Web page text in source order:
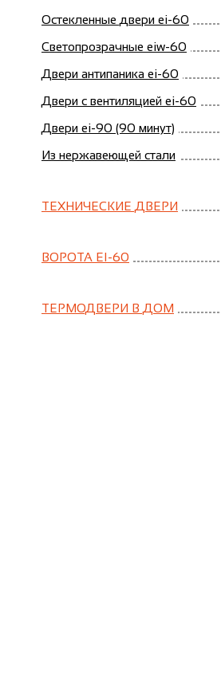
Остекленные двери ei-60
Светопрозрачные eiw-60
Двери антипаника ei-60
Двери с вентиляцией ei-60
Двери ei-90 (90 минут)
Из нержавеющей стали
ТЕХНИЧЕСКИЕ ДВЕРИ
ВОРОТА EI-60
ТЕРМОДВЕРИ В ДОМ